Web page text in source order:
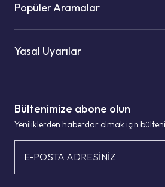
Bültenimize abone olun
Yeniliklerden haberdar olmak için
E-POSTA ADRESİNİZ
Popüler Aramalar
Yasal Uyarılar